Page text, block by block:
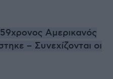
Αμερικανός
– Συνεχίζονται οι